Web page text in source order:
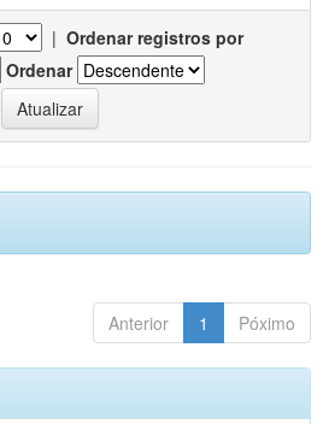
| Ordenar registros por
Ordenar
Anterior 1 Póximo